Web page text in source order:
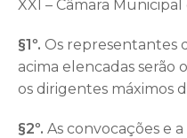
XXI – Câmara Municipal
§1º. Os representantes
acima elencadas serão
os dirigentes máximos
§2º. As convocações e